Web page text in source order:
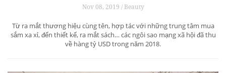
Nov 08, 2019 / Beauty
Từ ra mắt thương hiệu cùng tên, hợp tác với những trung tâm mua
sắm xa xỉ, đến thiết kế, ra mắt sách… các ngôi sao mạng xã hội đã thu
về hàng tỷ USD trong năm 2018.